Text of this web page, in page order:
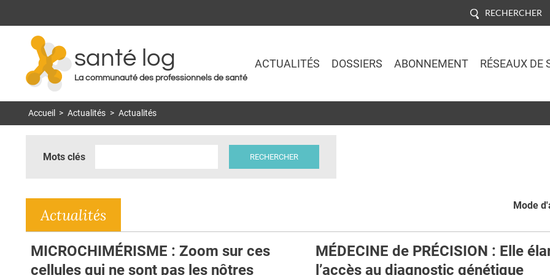
RECHERCHER
santé log
La communauté des professionnels de santé
ACTUALITÉS DOSSIERS ABONNEMENT RÉSEAUX DE
Accueil > Actualités > Actualités
Mots clés
Mode
Actualités
MICROCHIMÉRISME : Zoom sur ces
cellules qui ne sont pas les nôtres
MÉDECINE de PRÉCISION : Elle
l’accès au diagnostic génétique